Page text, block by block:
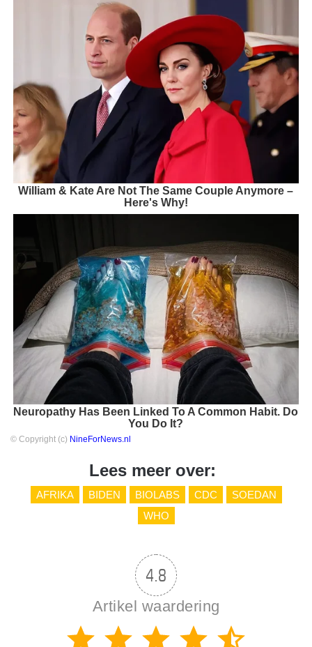
William & Kate Are Not The Same Couple Anymore –
Here's Why!
Neuropathy Has Been Linked To A Common Habit. Do
You Do It?
© Copyright (c) NineForNews.nl
Lees meer over:
AFRIKA BIDEN BIOLABS CDC
SOEDAN
WHO
4.8
Artikel waardering